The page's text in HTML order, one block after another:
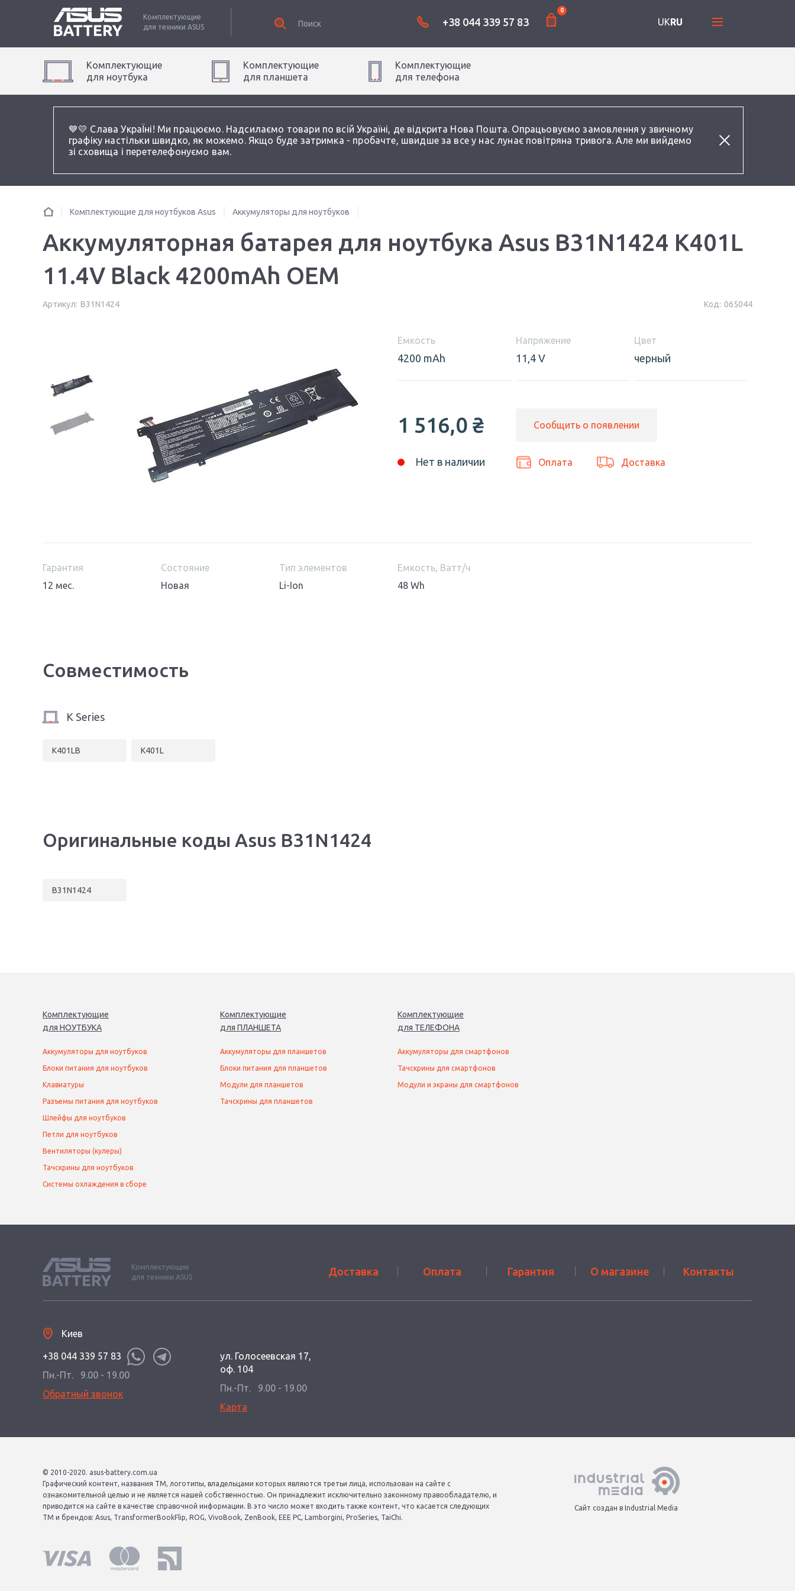
💙💛 Слава УкраЇні! Ми працюємо. Надсилаємо товари по всій Україні, де відкрита Нова Пошта. Опрацьовуємо замовлення у звичному
графіку настільки швидко, як можемо. Якщо буде затримка - пробачте, швидше за все у нас лунає повітряна тривога. Але ми вийдемо
зі сховища і перетелефонуємо вам.
Комплектующие
для техники ASUS +38 044 339 57 83
0
UKRU
Комплектующие
для ноутбука
Комплектующие
для планшета
Комплектующие
для телефона
Комплектующие для ноутбуков Asus Аккумуляторы для ноутбуков
Аккумуляторная батарея для ноутбука Asus B31N1424 K401L
11.4V Black 4200mAh OEM
Артикул: B31N1424 Код: 065044
Емкость
4200 mAh
Напряжение
11,4 V
Цвет
черный
1 516,0 ₴
Нет в наличии
Сообщить о появлении
Оплата Доставка
Гарантия
12 мес.
Состояние
Новая
Тип элементов
Li-Ion
Емкость, Ватт/ч
48 Wh
Совместимость
K Series
K401LB K401L
Оригинальные коды Asus B31N1424
B31N1424
Комплектующие
для НОУТБУКА
Аккумуляторы для ноутбуков
Блоки питания для ноутбуков
Клавиатуры
Разъемы питания для ноутбуков
Шлейфы для ноутбуков
Петли для ноутбуков
Вентиляторы (кулеры)
Тачскрины для ноутбуков
Системы охлаждения в сборе
Комплектующие
для ПЛАНШЕТА
Аккумуляторы для планшетов
Блоки питания для планшетов
Модули для планшетов
Тачскрины для планшетов
Комплектующие
для ТЕЛЕФОНА
Аккумуляторы для смартфонов
Тачскрины для смартфонов
Модули и экраны для смартфонов
Комплектующие
для техники ASUS
Доставка Оплата Гарантия О магазине Контакты
Киев
+38 044 339 57 83
Пн.-Пт.
9.00 - 19.00
Обратный звонок
ул. Голосеевская 17,
оф. 104
Пн.-Пт.
9.00 - 19.00
Карта
© 2010-2020. asus-battery.com.ua
Графический контент, названия ТМ, логотипы, владельцами которых являются третьи лица, использован на сайте с
ознакомительной целью и не является нашей собственностью. Он принадлежит исключительно законному правообладателю, и
приводится на сайте в качестве справочной информации. В это число может входить также контент, что касается следующих
ТМ и брендов: Asus, TransformerBookFlip, ROG, VivoBook, ZenBook, EEE PC, Lamborgini, ProSeries, TaiChi.
Сайт создан в Industrial Media